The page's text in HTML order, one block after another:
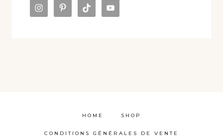
HOME SHOP
CONDITIONS GÉNÉRALES DE VENTE